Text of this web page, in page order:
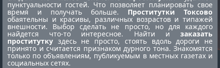
пунктуальности гостей. Что позволяет планировать свое
время и получать больше. Проститутки Токсово
обаятельны и красивы, различных возрастов и типажей
внешности. Выбор сделать не просто, но для каждого
найдется что-то интересное. Найти и заказать
проститутку здесь не просто, стоять вдоль дороги не
принято и считается признаком дурного тона. Знакомятся
только по объявлениям, публикуемым в местных газетах и
социальных сетях.